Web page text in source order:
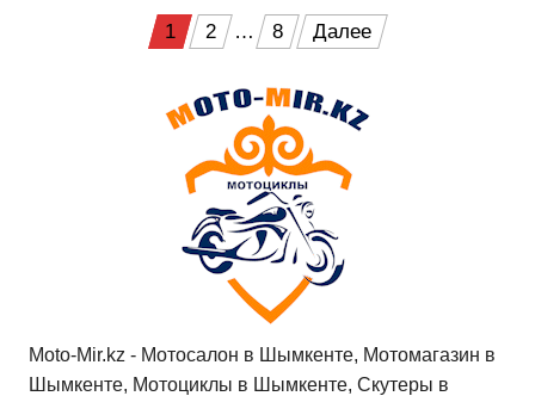
tt
er
n
o
kl
a
ss
ni
ki
e
gr
a
m
.R
u
Пагинация
1 2 … 8 Далее
Moto-Mir.kz - Мотосалон в Шымкенте, Мотомагазин в
Шымкенте, Мотоциклы в Шымкенте, Скутеры в